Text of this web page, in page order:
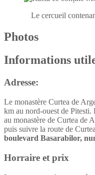
Le cercueil
Photos
Informations
Adresse:
Le monastère Curtea de
km au nord-ouest de
au monastère de Curtea de
puis suivre la route de
boulevard Basarabilor,
Horraire et prix